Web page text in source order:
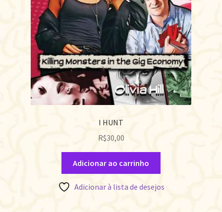
I HUNT
R$30,00
Adicionar ao carrinho
Adicionar à lista de desejos